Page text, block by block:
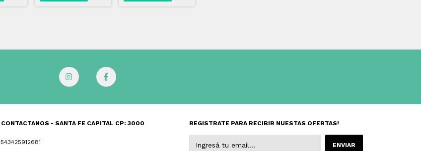
CONTACTANOS - SANTA FE CAPITAL CP: 3000
543425912681
REGISTRATE PARA RECIBIR NUESTAS OFERTAS!